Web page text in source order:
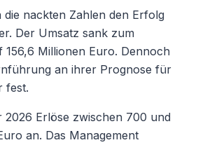
die nackten Zahlen den Erfolg
Der Umsatz sank zum
Millionen Euro. Dennoch
an ihrer Prognose für
fest.
2026 Erlöse zwischen 700 und
an. Das Management